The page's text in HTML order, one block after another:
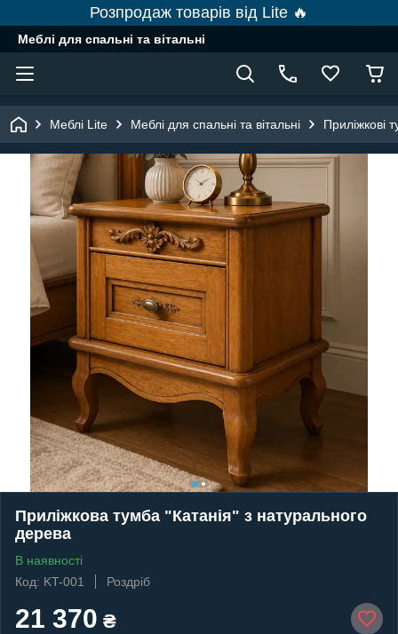
Розпродаж товарів від Lite 🔥
Меблі для спальні та вітальні
Меблі Lite Меблі для спальні та вітальні Приліжкові
Приліжкова тумба "Катанія" з натурального
дерева
В наявності
Код: KT-001
Роздріб
21 370 ₴